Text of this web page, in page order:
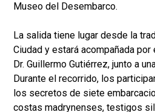
Museo del Desembarco.
La salida tiene lugar desde la
Ciudad y estará acompañada
Dr. Guillermo Gutiérrez, junto a
Durante el recorrido, los
los secretos de siete
costas madrynenses, testigos